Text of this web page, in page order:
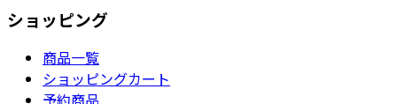
ショッピング
商品一覧
ショッピングカート